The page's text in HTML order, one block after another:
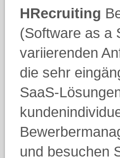
HRecruiting
(Software as a
variierenden
die sehr
SaaS-
und besuchen